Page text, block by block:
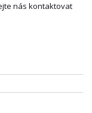
nás kontaktovat